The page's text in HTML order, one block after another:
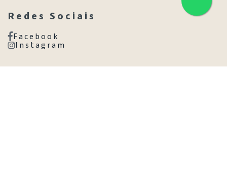
R e d e s S o c i a i s
F a c e b o o k
I n s t a g r a m